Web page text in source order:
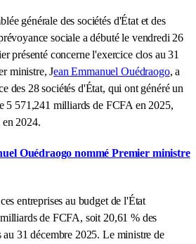
générale des sociétés d'État et des
sociale a débuté le vendredi 26
présenté concerne l'exercice clos au 31
ministre, Jean Emmanuel Ouédraogo, a
des 28 sociétés d'État, qui ont généré un
5 571,241 milliards de FCFA en 2025,
2024.
Ouédraogo nommé Premier ministre
entreprises au budget de l'État
de FCFA, soit 20,61 % des
au 31 décembre 2025. Le ministre de